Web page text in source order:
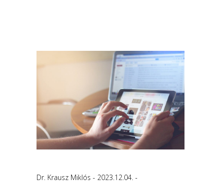
Dr. Krausz Miklós 2023.12.04.